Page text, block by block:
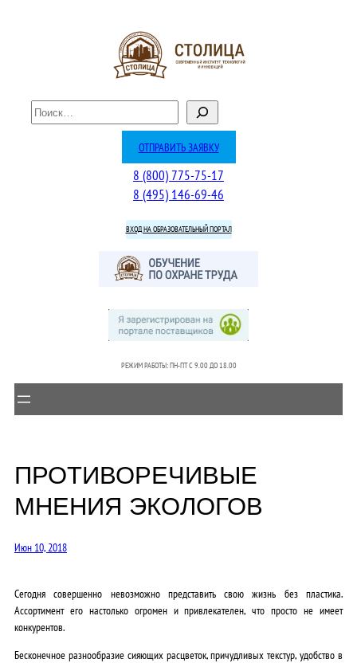
П
о
ОТПРАВИТЬ ЗАЯВКУ
8 (800) 775-75-17
8 (495) 146-69-46
ВХОД НА ОБРАЗОВАТЕЛЬНЫЙ ПОРТАЛ
РЕЖИМ РАБОТЫ: ПН-ПТ C 9.00 ДО 18.00
ПРОТИВОРЕЧИВЫЕ
МНЕНИЯ ЭКОЛОГОВ
Июн 10, 2018
Сегодня совершенно невозможно представить свою жизнь без пластика.
Ассортимент его настолько огромен и привлекателен, что просто не имеет
конкурентов.
Бесконечное разнообразие сияющих расцветок, причудливых текстур, удобство в